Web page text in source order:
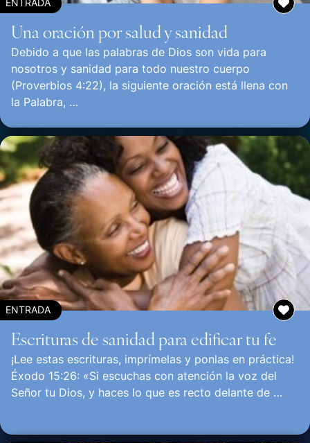
Una oración por salud y sanidad
Debido a que las palabras de Dios son vida para
nosotros y sanidad para todo nuestro cuerpo
(Proverbios 4:22), la siguiente oración está llena con
la Palabra, …
ENTRADA
Escrituras de sanidad para edificar tu fe
¡Lee estas escrituras, imprímelas y ponlas en práctica!
Éxodo 15:26: «Si escuchas con atención la voz del
Señor tu Dios, y haces lo que es recto delante de …